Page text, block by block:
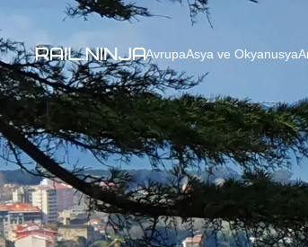
AvrupaAsya ve Okyanusya